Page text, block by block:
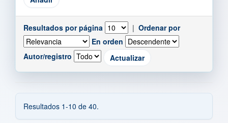
Resultados por página | Ordenar por
En orden
Autor/registro
Resultados 1-10 de 40.